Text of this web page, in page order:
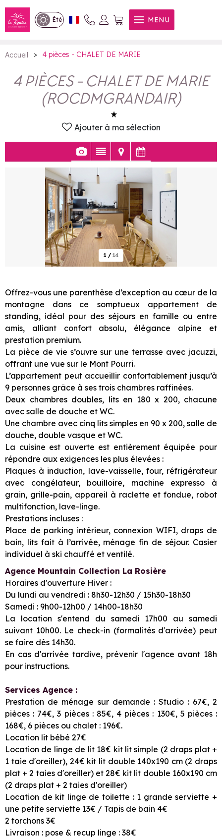
Été MENU
4 pièces - CHALET DE MARIE
Accueil > 4 pièces - CHALET DE MARIE
4 PIÈCES - CHALET DE MARIE
(ROCDMGRANDAIR)
Ajouter à ma sélection
1 / 14
Offrez-vous une parenthèse d’exception au cœur de la
montagne dans ce somptueux appartement de
standing, idéal pour des séjours en famille ou entre
amis, alliant confort absolu, élégance alpine et
prestation premium.
La pièce de vie s’ouvre sur une terrasse avec jacuzzi,
offrant une vue sur le Mont Pourri.
L’appartement peut accueillir confortablement jusqu’à
9 personnes grâce à ses trois chambres raffinées.
Deux chambres doubles, lits en 180 x 200, chacune
avec salle de douche et WC.
Une chambre avec cinq lits simples en 90 x 200, salle de
douche, double vasque et WC.
La cuisine est ouverte est entièrement équipée pour
répondre aux exigences les plus élevées :
Plaques à induction, lave-vaisselle, four, réfrigérateur
avec congélateur, bouilloire, machine expresso à
grain, grille-pain, appareil à raclette et fondue, robot
multifonction, lave-linge.
Prestations incluses :
Place de parking intérieur, connexion WIFI, draps de
bain, lits fait à l’arrivée, ménage fin de séjour. Casier
individuel à ski chauffé et ventilé.
Agence Mountain Collection La Rosière
Horaires d'ouverture Hiver :
Du lundi au vendredi : 8h30-12h30 / 15h30-18h30
Samedi : 9h00-12h00 / 14h00-18h30
La location s'entend du samedi 17h00 au samedi
suivant 10h00. Le check-in (formalités d'arrivée) peut
se faire dès 14h30.
En cas d'arrivée tardive, prévenir l'agence avant 18h
pour instructions.
Services Agence :
Prestation de ménage sur demande : Studio : 67€, 2
pièces : 74€, 3 pièces : 85€, 4 pièces : 130€, 5 pièces :
168€, 6 pièces ou chalet : 196€.
Location lit bébé 27€
Location de linge de lit 18€ kit lit simple (2 draps plat +
1 taie d'oreiller), 24€ kit lit double 140x190 cm (2 draps
plat + 2 taies d'oreiller) et 28€ kit lit double 160x190 cm
(2 draps plat + 2 taies d'oreiller)
Location de kit linge de toilette : 1 grande serviette +
une petite serviette 13€ / Tapis de bain 4€
2 torchons 3€
Livraison : pose & recup linge : 38€